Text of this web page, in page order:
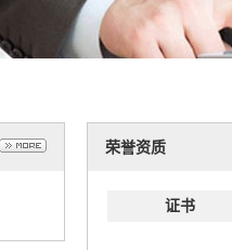
荣誉资质
证书